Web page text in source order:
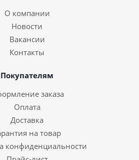
О компании
Новости
Вакансии
Контакты
Покупателям
заказа
Оплата
Доставка
на товар
конфиденциальности